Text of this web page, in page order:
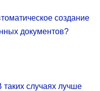
создание
документов?
случаях лучше